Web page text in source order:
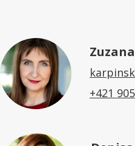
+421